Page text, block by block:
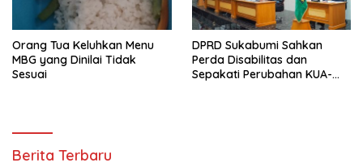
Orang Tua Keluhkan Menu
MBG yang Dinilai Tidak
Sesuai
DPRD Sukabumi Sahkan
Perda Disabilitas dan
Sepakati Perubahan KUA-
Berita Terbaru